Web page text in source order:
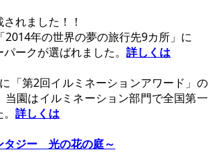
れました！！
2014年の世界の夢の旅行先9カ所」に
パークが選ばれました。詳しくは
「第2回イルミネーションアワード」の
当園はイルミネーション部門で全国第一
。詳しくは
タジー 光の花の庭～